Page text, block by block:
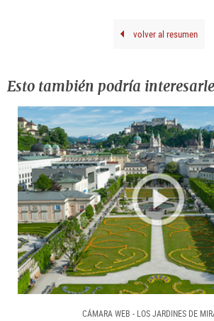
volver al resumen
Esto también podría
CÁMARA WEB - LOS JARDINES DE